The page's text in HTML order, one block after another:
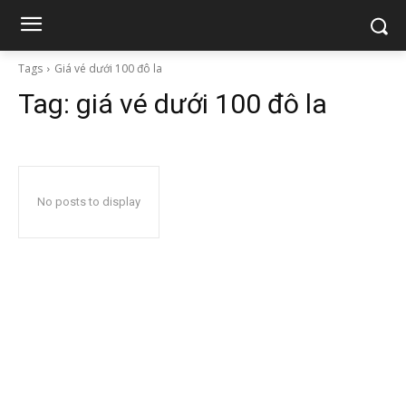
Tags Giá vé dưới 100 đô la
Tag: giá vé dưới 100 đô la
No posts to display